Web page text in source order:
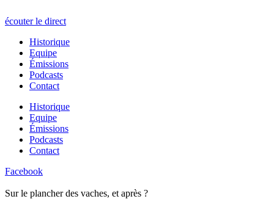
écouter le direct
Historique
Equipe
Émissions
Podcasts
Contact
Historique
Equipe
Émissions
Podcasts
Contact
Facebook
Sur le plancher des vaches, et après ?